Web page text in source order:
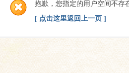
抱歉，您指定的用户空间不存
[ 点击这里返回上一页 ]